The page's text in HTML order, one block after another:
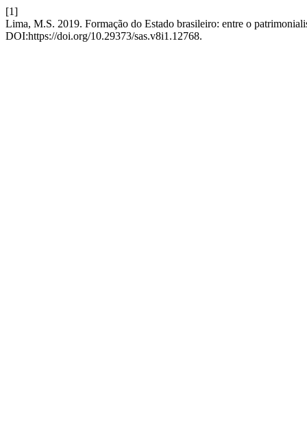
[1]
Lima, M.S. 2019. Formação do Estado brasileiro: entre o
DOI:https://doi.org/10.29373/sas.v8i1.12768.